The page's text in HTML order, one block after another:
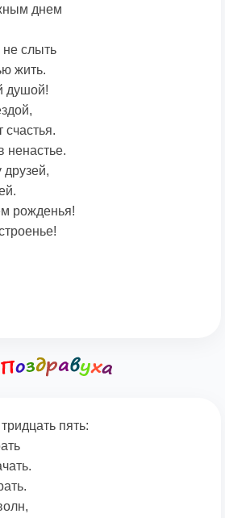
днем
не слыть
жить.
душой!
счастья.
ненастье.
друзей,
рожденья!
пять: